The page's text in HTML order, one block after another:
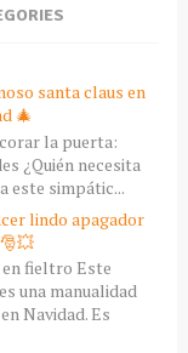
santa claus en
🎄
la puerta:
¿Quién necesita
este simpátic...
lindo apagador
fieltro Este
una manualidad
Navidad. Es